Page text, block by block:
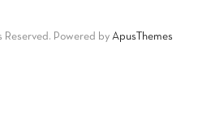
Reserved. Powered by ApusThemes